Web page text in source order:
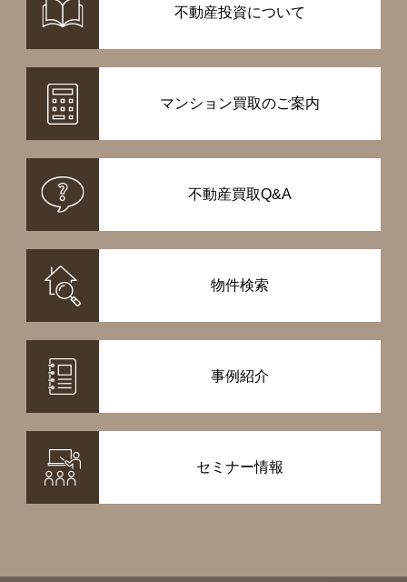
不動産投資について
マンション買取のご案内
不動産買取Q&A
物件検索
事例紹介
セミナー情報